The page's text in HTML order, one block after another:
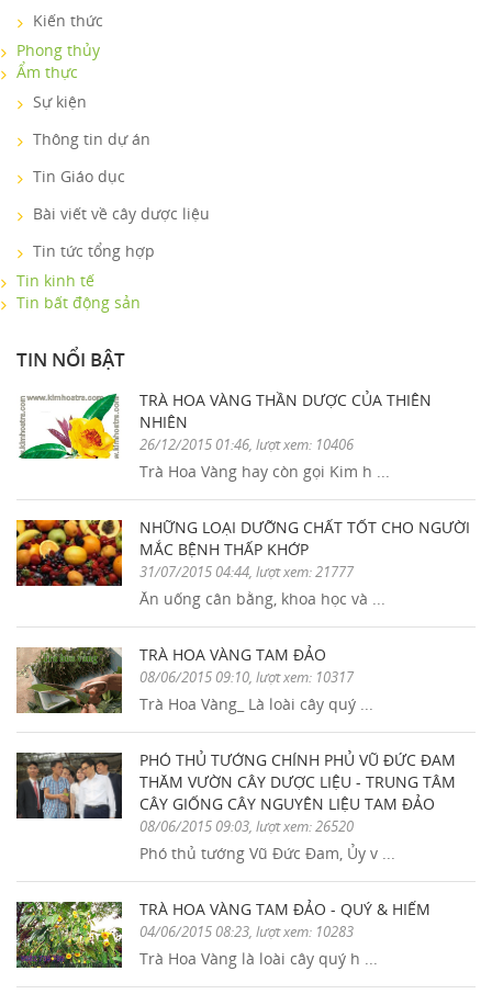
Kiến thức
Phong thủy
Ẩm thực
Sự kiện
Thông tin dự án
Tin Giáo dục
Bài viết về cây dược liệu
Tin tức tổng hợp
Tin kinh tế
Tin bất động sản
TIN NỔI BẬT
TRÀ HOA VÀNG THẦN DƯỢC CỦA THIÊN
NHIÊN
26/12/2015 01:46, lượt xem: 10406
Trà Hoa Vàng hay còn gọi Kim h ...
NHỮNG LOẠI DƯỠNG CHẤT TỐT CHO NGƯỜI
MẮC BỆNH THẤP KHỚP
31/07/2015 04:44, lượt xem: 21777
Ăn uống cân bằng, khoa học và ...
TRÀ HOA VÀNG TAM ĐẢO
08/06/2015 09:10, lượt xem: 10317
Trà Hoa Vàng_ Là loài cây quý ...
PHÓ THỦ TƯỚNG CHÍNH PHỦ VŨ ĐỨC ĐAM
THĂM VƯỜN CÂY DƯỢC LIỆU - TRUNG TÂM
CÂY GIỐNG CÂY NGUYÊN LIỆU TAM ĐẢO
08/06/2015 09:03, lượt xem: 26520
Phó thủ tướng Vũ Đức Đam, Ủy v ...
TRÀ HOA VÀNG TAM ĐẢO - QUÝ & HIẾM
04/06/2015 08:23, lượt xem: 10283
Trà Hoa Vàng là loài cây quý h ...